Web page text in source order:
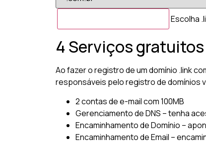
Escolha
4 Serviços
Ao fazer o registro de um domínio .link
responsáveis pelo registro de domínios
2 contas de e-mail com 100MB
Gerenciamento de DNS – tenha
Encaminhamento de Domínio –
Encaminhamento de Email –